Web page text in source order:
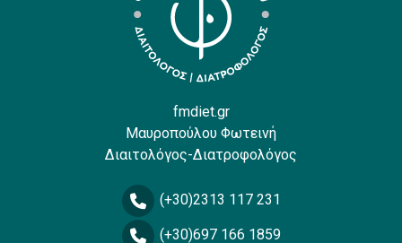
fmdiet.gr
Μαυροπούλου Φωτεινή
Διαιτολόγος-Διατροφολόγος
(+30)2313 117 231
(+30)697 166 1859